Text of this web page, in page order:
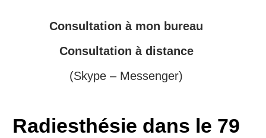
Consultation à mon bureau
Consultation à distance
(Skype – Messenger)
Radiesthésie dans le 79